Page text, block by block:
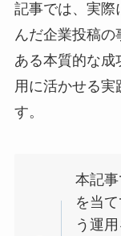
記事では、実際
んだ企業投稿
ある本質的な成
用に活かせる実
す。
本記
を当
う運